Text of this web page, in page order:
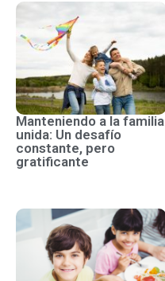
Manteniendo a la familia
unida: Un desafío
constante, pero
gratificante